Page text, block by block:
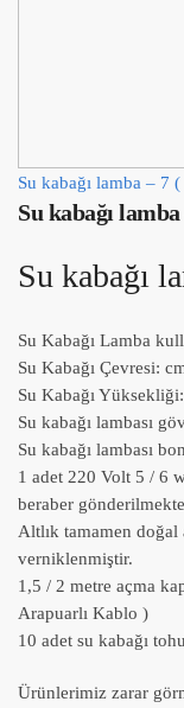
Su kabağı lamba – 7
Su kabağı lamba
Su kabağı
Su Kabağı Lamba
Su Kabağı Çevresi:
Su Kabağı
Su kabağı lambası
Su kabağı lambası
1 adet 220 Volt 5 / 6
beraber
Altlık tamamen doğal
verniklenmiştir.
1,5 / 2 metre açma
Arapuarlı Kablo )
10 adet su kabağı
Ürünlerimiz zarar